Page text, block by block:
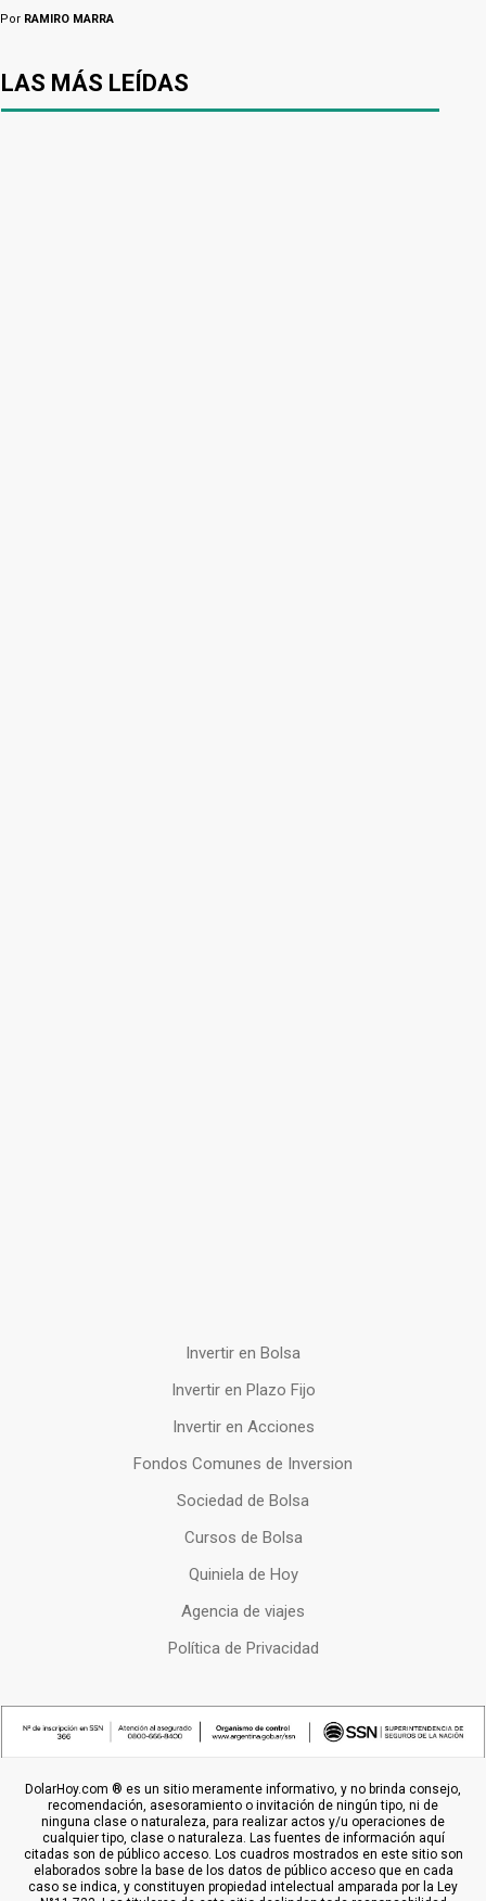
Por RAMIRO MARRA
LAS MÁS LEÍDAS
Invertir en Bolsa
Invertir en Plazo Fijo
Invertir en Acciones
Fondos Comunes de Inversion
Sociedad de Bolsa
Cursos de Bolsa
Quiniela de Hoy
Agencia de viajes
Política de Privacidad
DolarHoy.com ® es un sitio meramente informativo, y no brinda consejo,
recomendación, asesoramiento o invitación de ningún tipo, ni de
ninguna clase o naturaleza, para realizar actos y/u operaciones de
cualquier tipo, clase o naturaleza. Las fuentes de información aquí
citadas son de público acceso. Los cuadros mostrados en este sitio son
elaborados sobre la base de los datos de público acceso que en cada
caso se indica, y constituyen propiedad intelectual amparada por la Ley